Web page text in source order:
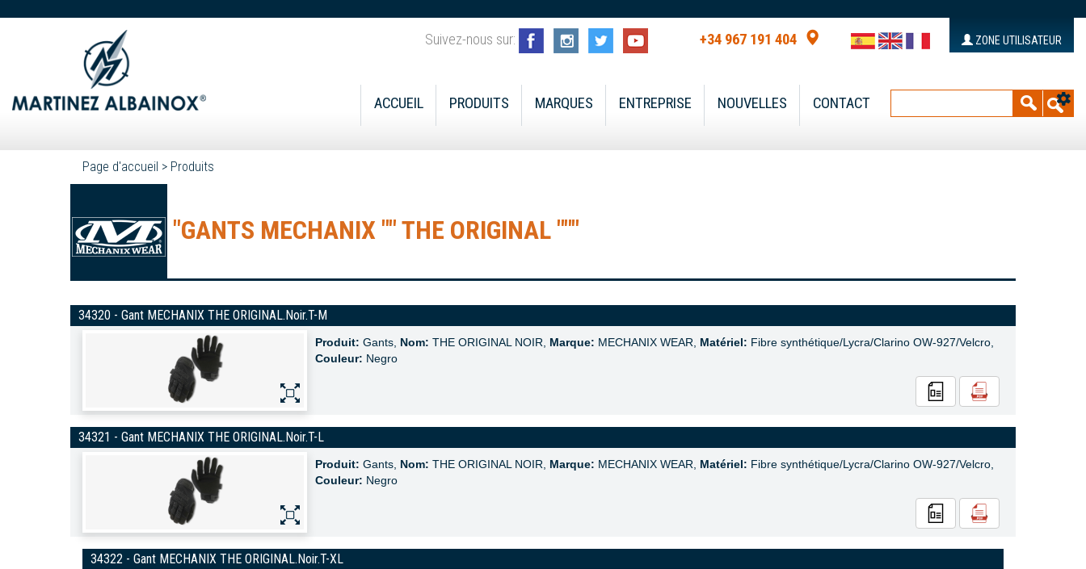
Suivez-nous sur: +34 967 191 404 ZONE UTILISATEUR
ACCUEIL PRODUITS MARQUES ENTREPRISE NOUVELLES CONTACT
Page d'accueil > Produits
"GANTS MECHANIX "" THE ORIGINAL """
34320 - Gant MECHANIX THE ORIGINAL.Noir.T-M
Produit: Gants, Nom: THE ORIGINAL NOIR, Marque: MECHANIX WEAR, Matériel: Fibre synthétique/Lycra/Clarino OW-927/Velcro,
Couleur: Negro
34321 - Gant MECHANIX THE ORIGINAL.Noir.T-L
Produit: Gants, Nom: THE ORIGINAL NOIR, Marque: MECHANIX WEAR, Matériel: Fibre synthétique/Lycra/Clarino OW-927/Velcro,
Couleur: Negro
34322 - Gant MECHANIX THE ORIGINAL.Noir.T-XL